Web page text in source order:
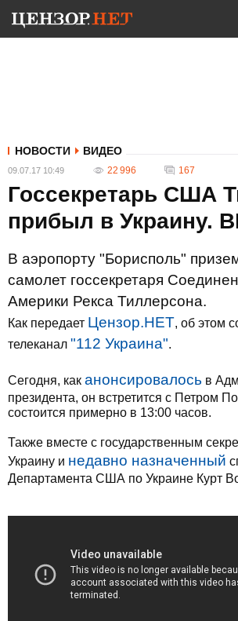
НОВОСТИ ВИДЕО
09.07.17 10:49 22 996 167
Госсекретарь США
прибыл в Украину.
В аэропорту "Борисполь"
самолет госсекретаря
Америки Рекса Тиллерсона.
Как передает Цензор.НЕТ, об этом
телеканал "112 Украина".
Сегодня, как анонсировалось в
президента, он встретится с Петром
состоится примерно в 13:00 часов.
Также вместе с государственным
Украину и недавно назначенный
Департамента США по Украине Курт